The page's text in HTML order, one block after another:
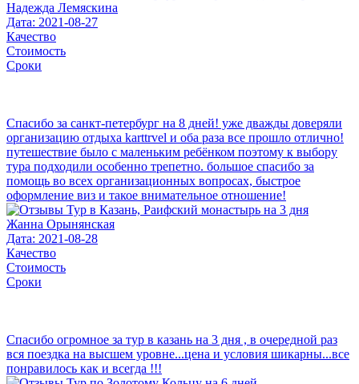
Надежда Лемяскина
Дата: 2021-08-27
Качество
Стоимость
Сроки
Спасибо за санкт-петербург на 8 дней! уже дважды доверяли
организацию отдыха karttrvel и оба раза все прошло отлично!
путешествие было с маленьким ребёнком поэтому к выбору
тура подходили особенно трепетно. большое спасибо за
помощь во всех организационных вопросах, быстрое
оформление виз и такое внимательное отношение!
Жанна Орынянская
Дата: 2021-08-28
Качество
Стоимость
Сроки
Спасибо огромное за тур в казань на 3 дня , в очередной раз
вся поездка на высшем уровне...цена и условия шикарны...все
понравилось как и всегда !!!